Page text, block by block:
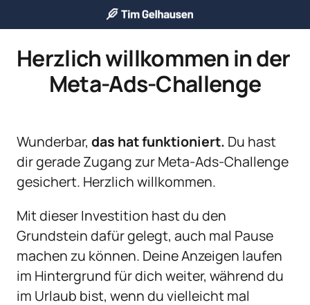
Herzlich willkommen in der
Meta-Ads-Challenge
Wunderbar, das hat funktioniert. Du hast
dir gerade Zugang zur Meta-Ads-Challenge
gesichert. Herzlich willkommen.
Mit dieser Investition hast du den
Grundstein dafür gelegt, auch mal Pause
machen zu können. Deine Anzeigen laufen
im Hintergrund für dich weiter, während du
im Urlaub bist, wenn du vielleicht mal